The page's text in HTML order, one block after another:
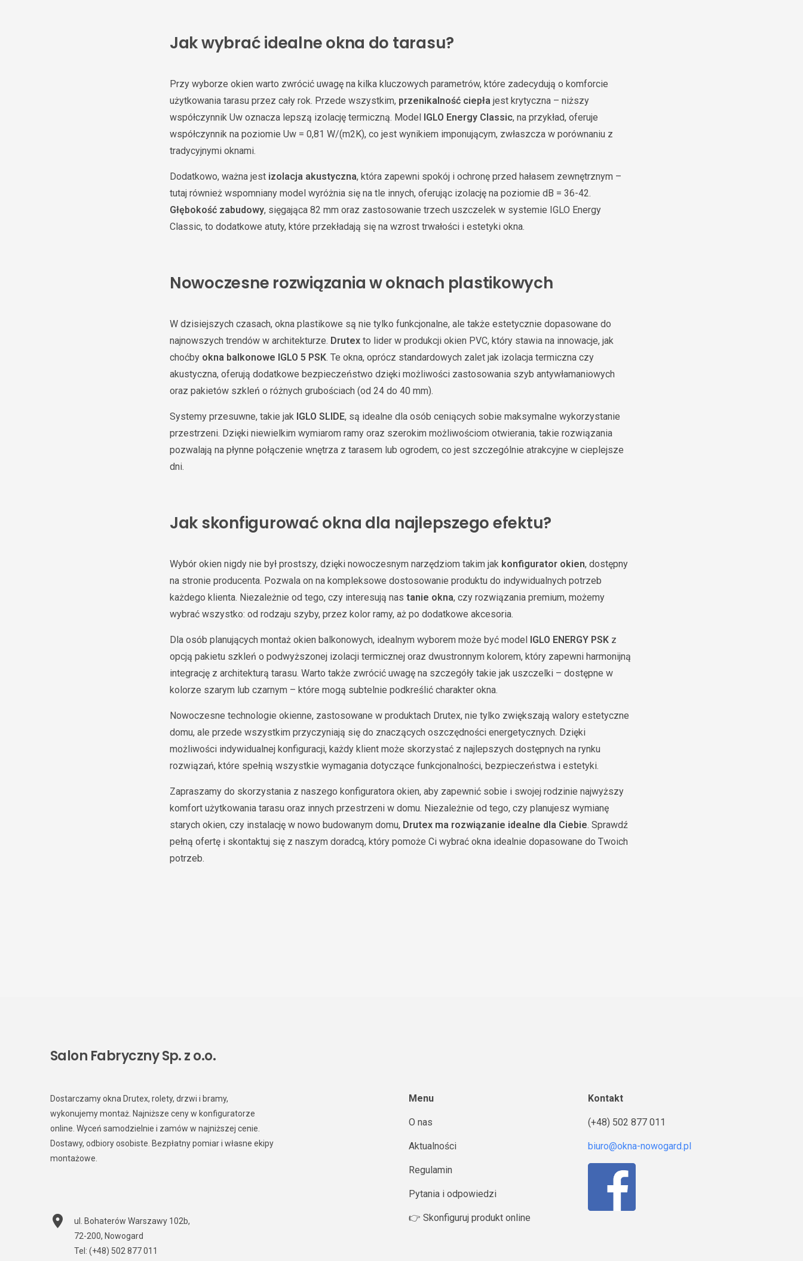
Jak wybrać idealne okna do tarasu?
Przy wyborze okien warto zwrócić uwagę na kilka kluczowych parametrów, które zadecydują o komforcie
użytkowania tarasu przez cały rok. Przede wszystkim, przenikalność ciepła jest krytyczna – niższy
współczynnik Uw oznacza lepszą izolację termiczną. Model IGLO Energy Classic, na przykład, oferuje
współczynnik na poziomie Uw = 0,81 W/(m2K), co jest wynikiem imponującym, zwłaszcza w porównaniu z
tradycyjnymi oknami.
Dodatkowo, ważna jest izolacja akustyczna, która zapewni spokój i ochronę przed hałasem zewnętrznym –
tutaj również wspomniany model wyróżnia się na tle innych, oferując izolację na poziomie dB = 36-42.
Głębokość zabudowy, sięgająca 82 mm oraz zastosowanie trzech uszczelek w systemie IGLO Energy
Classic, to dodatkowe atuty, które przekładają się na wzrost trwałości i estetyki okna.
Nowoczesne rozwiązania w oknach plastikowych
W dzisiejszych czasach, okna plastikowe są nie tylko funkcjonalne, ale także estetycznie dopasowane do
najnowszych trendów w architekturze. Drutex to lider w produkcji okien PVC, który stawia na innowacje, jak
choćby okna balkonowe IGLO 5 PSK. Te okna, oprócz standardowych zalet jak izolacja termiczna czy
akustyczna, oferują dodatkowe bezpieczeństwo dzięki możliwości zastosowania szyb antywłamaniowych
oraz pakietów szkleń o różnych grubościach (od 24 do 40 mm).
Systemy przesuwne, takie jak IGLO SLIDE, są idealne dla osób ceniących sobie maksymalne wykorzystanie
przestrzeni. Dzięki niewielkim wymiarom ramy oraz szerokim możliwościom otwierania, takie rozwiązania
pozwalają na płynne połączenie wnętrza z tarasem lub ogrodem, co jest szczególnie atrakcyjne w cieplejsze
dni.
Jak skonfigurować okna dla najlepszego efektu?
Wybór okien nigdy nie był prostszy, dzięki nowoczesnym narzędziom takim jak konfigurator okien, dostępny
na stronie producenta. Pozwala on na kompleksowe dostosowanie produktu do indywidualnych potrzeb
każdego klienta. Niezależnie od tego, czy interesują nas tanie okna, czy rozwiązania premium, możemy
wybrać wszystko: od rodzaju szyby, przez kolor ramy, aż po dodatkowe akcesoria.
Dla osób planujących montaż okien balkonowych, idealnym wyborem może być model IGLO ENERGY PSK z
opcją pakietu szkleń o podwyższonej izolacji termicznej oraz dwustronnym kolorem, który zapewni harmonijną
integrację z architekturą tarasu. Warto także zwrócić uwagę na szczegóły takie jak uszczelki – dostępne w
kolorze szarym lub czarnym – które mogą subtelnie podkreślić charakter okna.
Nowoczesne technologie okienne, zastosowane w produktach Drutex, nie tylko zwiększają walory estetyczne
domu, ale przede wszystkim przyczyniają się do znaczących oszczędności energetycznych. Dzięki
możliwości indywidualnej konfiguracji, każdy klient może skorzystać z najlepszych dostępnych na rynku
rozwiązań, które spełnią wszystkie wymagania dotyczące funkcjonalności, bezpieczeństwa i estetyki.
Zapraszamy do skorzystania z naszego konfiguratora okien, aby zapewnić sobie i swojej rodzinie najwyższy
komfort użytkowania tarasu oraz innych przestrzeni w domu. Niezależnie od tego, czy planujesz wymianę
starych okien, czy instalację w nowo budowanym domu, Drutex ma rozwiązanie idealne dla Ciebie. Sprawdź
pełną ofertę i skontaktuj się z naszym doradcą, który pomoże Ci wybrać okna idealnie dopasowane do Twoich
potrzeb.
Salon Fabryczny Sp. z o.o.
Dostarczamy okna Drutex, rolety, drzwi i bramy,
wykonujemy montaż. Najniższe ceny w konfiguratorze
online. Wyceń samodzielnie i zamów w najniższej cenie.
Dostawy, odbiory osobiste. Bezpłatny pomiar i własne ekipy
montażowe.
ul. Bohaterów Warszawy 102b,
72-200, Nowogard
Tel: (+48) 502 877 011
Menu
O nas
Aktualności
Regulamin
Pytania i odpowiedzi
👉 Skonfiguruj produkt online
Kontakt
(+48) 502 877 011